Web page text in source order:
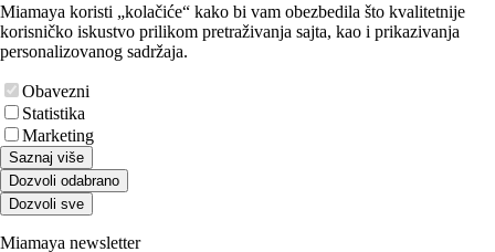
Miamaya koristi „kolačiće“ kako bi vam obezbedila što kvalitetnije
korisničko iskustvo prilikom pretraživanja sajta, kao i prikazivanja
personalizovanog sadržaja.
Obavezni
Statistika
Marketing
Saznaj više
Dozvoli odabrano
Dozvoli sve
Miamaya newsletter